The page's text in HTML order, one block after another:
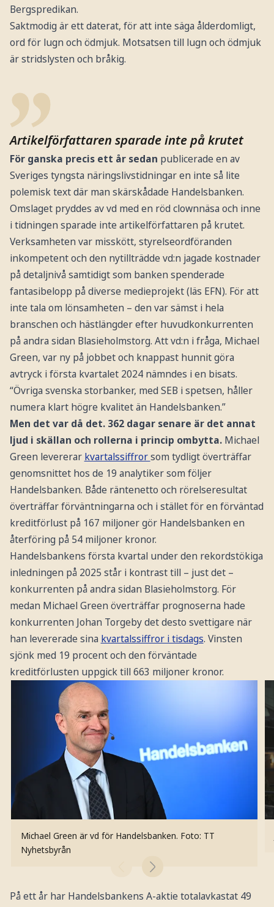
Bergspredikan.
Saktmodig är ett daterat, för att inte säga ålderdomligt,
ord för lugn och ödmjuk. Motsatsen till lugn och ödmjuk
är stridslysten och bråkig.
Artikelförfattaren sparade inte på krutet
För ganska precis ett år sedan publicerade en av
Sveriges tyngsta näringslivstidningar en inte så lite
polemisk text där man skärskådade Handelsbanken.
Omslaget pryddes av vd med en röd clownnäsa och inne
i tidningen sparade inte artikelförfattaren på krutet.
Verksamheten var misskött, styrelseordföranden
inkompetent och den nytillträdde vd:n jagade kostnader
på detaljnivå samtidigt som banken spenderade
fantasibelopp på diverse medieprojekt (läs EFN). För att
inte tala om lönsamheten – den var sämst i hela
branschen och hästlängder efter huvudkonkurrenten
på andra sidan Blasieholmstorg. Att vd:n i fråga, Michael
Green, var ny på jobbet och knappast hunnit göra
avtryck i första kvartalet 2024 nämndes i en bisats.
“Övriga svenska storbanker, med SEB i spetsen, håller
numera klart högre kvalitet än Handelsbanken.”
Men det var då det. 362 dagar senare är det annat
ljud i skällan och rollerna i princip ombytta.Michael
Green levererar kvartalssiffrorsom tydligt överträffar
genomsnittet hos de 19 analytiker som följer
Handelsbanken. Både räntenetto och rörelseresultat
överträffar förväntningarna och i stället för en förväntad
kreditförlust på 167 miljoner gör Handelsbanken en
återföring på 54 miljoner kronor.
Handelsbankens första kvartal under den rekordstökiga
inledningen på 2025 står i kontrast till – just det –
konkurrenten på andra sidan Blasieholmstorg. För
medan Michael Green överträffar prognoserna hade
konkurrenten Johan Torgeby det desto svettigare när
han levererade sina kvartalssiffror i tisdags. Vinsten
sjönk med 19 procent och den förväntade
kreditförlusten uppgick till 663 miljoner kronor.
Michael Green är vd för Handelsbanken. Foto: TT
Nyhetsbyrån
På ett år har Handelsbankens A-aktie totalavkastat 49